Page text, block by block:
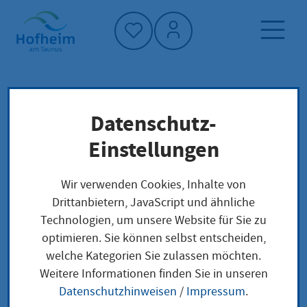
Startseite"
Leben in Hofheim
Gesellschaft und Soziales
Senioren
Datenschutz-
Einstellungen
Wir verwenden Cookies, Inhalte von
Drittanbietern, JavaScript und ähnliche
Technologien, um unsere Website für Sie zu
optimieren. Sie können selbst entscheiden,
welche Kategorien Sie zulassen möchten.
Weitere Informationen finden Sie in unseren
Datenschutzhinweisen / Impressum.